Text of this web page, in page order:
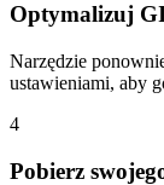
Optymalizuj
Narzędzie
ustawieniami, aby
4
Pobierz